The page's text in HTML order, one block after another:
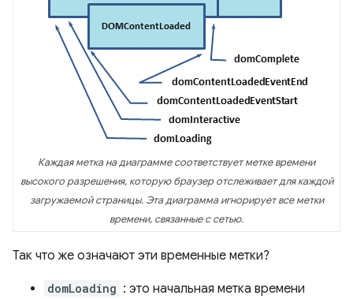
Каждая метка на диаграмме соответствует метке времени
высокого разрешения, которую браузер отслеживает для каждой
загружаемой страницы. Эта диаграмма игнорирует все метки
времени, связанные с сетью.
Так что же означают эти временные метки?
domLoading : это начальная метка времени